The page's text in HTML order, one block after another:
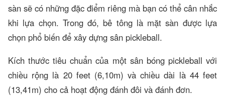
sàn sẽ có những đặc điểm riêng mà bạn có thể cân nhắc
khi lựa chọn. Trong đó, bê tông là mặt sàn được lựa
chọn phổ biến để xây dựng sân pickleball.
Kích thước tiêu chuẩn của một sân bóng pickleball với
chiều rộng là 20 feet (6,10m) và chiều dài là 44 feet
(13,41m) cho cả hoạt động đánh đôi và đánh đơn.